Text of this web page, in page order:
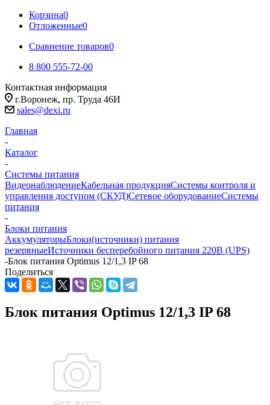
Корзина0
Отложенные0
Сравнение товаров0
8 800 555-72-00
Контактная информация
г.Воронеж, пр. Труда 46И
sales@dexi.ru
Главная
-
Каталог
-
Системы питания
ВидеонаблюдениеКабельная продукцияСистемы контроля и
управления доступом (СКУД)Сетевое оборудованиеСистемы
питания
-
Блоки питания
АккумуляторыБлоки(источники) питания
резервныеИсточники бесперебойного питания 220В (UPS)
-Блок питания Optimus 12/1,3 IP 68
Поделиться
Блок питания Optimus 12/1,3 IP 68